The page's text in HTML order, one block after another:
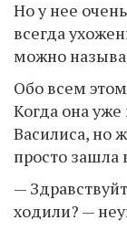
Но у нее
всегда
можно
Обо всем
Когда она
Василиса, но
просто зашла
—
ходили? —